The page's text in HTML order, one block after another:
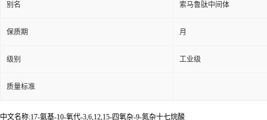
别名 索马鲁肽中间体
保质期 月
级别 工业级
质量标准
中文名称:17-氨基-10-氧代-3,6,12,15-四氧杂-9-氮杂十七烷酸